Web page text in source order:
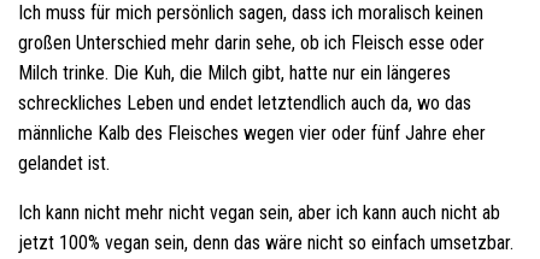
Ich muss für mich persönlich sagen, dass ich moralisch keinen
großen Unterschied mehr darin sehe, ob ich Fleisch esse oder
Milch trinke. Die Kuh, die Milch gibt, hatte nur ein längeres
schreckliches Leben und endet letztendlich auch da, wo das
männliche Kalb des Fleisches wegen vier oder fünf Jahre eher
gelandet ist.
Ich kann nicht mehr nicht vegan sein, aber ich kann auch nicht ab
jetzt 100% vegan sein, denn das wäre nicht so einfach umsetzbar.